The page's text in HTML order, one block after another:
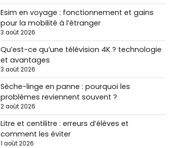
Esim en voyage : fonctionnement et gains
pour la mobilité à l’étranger
3 août 2026
Qu’est-ce qu’une télévision 4K ? technologie
et avantages
3 août 2026
Sèche-linge en panne : pourquoi les
problèmes reviennent souvent ?
2 août 2026
Litre et centilitre : erreurs d’élèves et
comment les éviter
1 août 2026